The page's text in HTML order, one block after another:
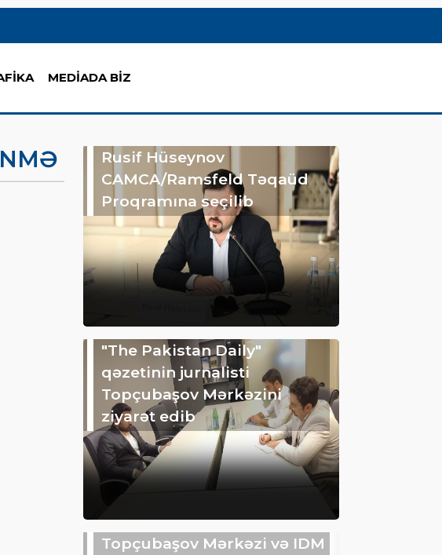
MEDİADA BİZ
Rusif Hüseynov
CAMCA/Ramsfeld Təqaüd
Proqramına seçilib
"The Pakistan Daily"
qəzetinin jurnalisti
Topçubaşov Mərkəzini
ziyarət edib
Topçubaşov Mərkəzi və IDM